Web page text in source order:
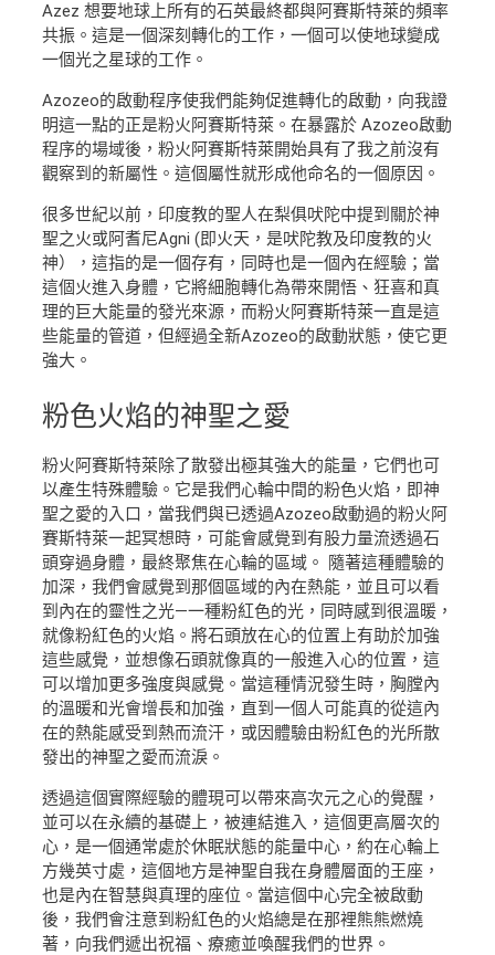
Azez 想要地球上所有的石英最終都與阿賽斯特萊的頻率
共振。這是一個深刻轉化的工作，一個可以使地球變成
一個光之星球的工作。
Azozeo的啟動程序使我們能夠促進轉化的啟動，向我證
明這一點的正是粉火阿賽斯特萊。在暴露於 Azozeo啟動
程序的場域後，粉火阿賽斯特萊開始具有了我之前沒有
觀察到的新屬性。這個屬性就形成他命名的一個原因。
很多世紀以前，印度教的聖人在梨俱吠陀中提到關於神
聖之火或阿耆尼Agni (即火天，是吠陀教及印度教的火
神），這指的是一個存有，同時也是一個內在經驗；當
這個火進入身體，它將細胞轉化為帶來開悟、狂喜和真
理的巨大能量的發光來源，而粉火阿賽斯特萊一直是這
些能量的管道，但經過全新Azozeo的啟動狀態，使它更
強大。
粉色火焰的神聖之愛
粉火阿賽斯特萊除了散發出極其強大的能量，它們也可
以產生特殊體驗。它是我們心輪中間的粉色火焰，即神
聖之愛的入口，當我們與已透過Azozeo啟動過的粉火阿
賽斯特萊一起冥想時，可能會感覺到有股力量流透過石
頭穿過身體，最終聚焦在心輪的區域。 隨著這種體驗的
加深，我們會感覺到那個區域的內在熱能，並且可以看
到內在的靈性之光—一種粉紅色的光，同時感到很溫暖，
就像粉紅色的火焰。將石頭放在心的位置上有助於加強
這些感覺，並想像石頭就像真的一般進入心的位置，這
可以增加更多強度與感覺。當這種情況發生時，胸膛內
的溫暖和光會增長和加強，直到一個人可能真的從這內
在的熱能感受到熱而流汗，或因體驗由粉紅色的光所散
發出的神聖之愛而流淚。
透過這個實際經驗的體現可以帶來高次元之心的覺醒，
並可以在永續的基礎上，被連結進入，這個更高層次的
心，是一個通常處於休眠狀態的能量中心，約在心輪上
方幾英寸處，這個地方是神聖自我在身體層面的王座，
也是內在智慧與真理的座位。當這個中心完全被啟動
後，我們會注意到粉紅色的火焰總是在那裡熊熊燃燒
著，向我們遞出祝福、療癒並喚醒我們的世界。